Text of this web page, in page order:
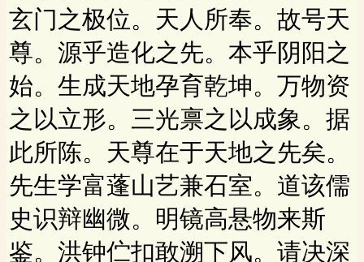
玄门之极位。天人所奉。故号天
尊。源乎造化之先。本乎阴阳之
始。生成天地孕育乾坤。万物资
之以立形。三光禀之以成象。据
此所陈。天尊在于天地之先矣。
先生学富蓬山艺兼石室。道该儒
史识辩幽微。明镜高悬物来斯
鉴。洪钟伫扣敢溯下风。请决深